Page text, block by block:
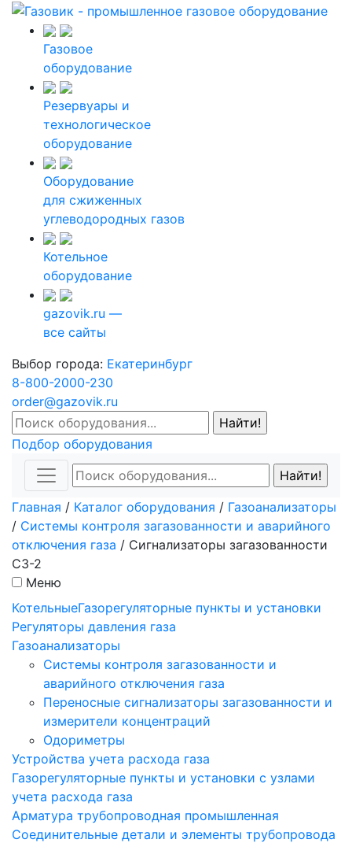
Газовое
оборудование
Резервуары и
технологическое
оборудование
Оборудование
для сжиженных
углеводородных газов
Котельное
оборудование
gazovik.ru —
все сайты
Выбор города: Екатеринбург
8-800-2000-230
order@gazovik.ru
Подбор оборудования
Главная / Каталог оборудования / Газоанализаторы
/ Системы контроля загазованности и аварийного
отключения газа / Сигнализаторы загазованности
СЗ-2
Меню
КотельныеГазорегуляторные пункты и установки
Регуляторы давления газа
Газоанализаторы
Системы контроля загазованности и
аварийного отключения газа
Переносные сигнализаторы загазованности и
измерители концентраций
Одориметры
Устройства учета расхода газа
Газорегуляторные пункты и установки с узлами
учета расхода газа
Арматура трубопроводная промышленная
Соединительные детали и элементы трубопровода